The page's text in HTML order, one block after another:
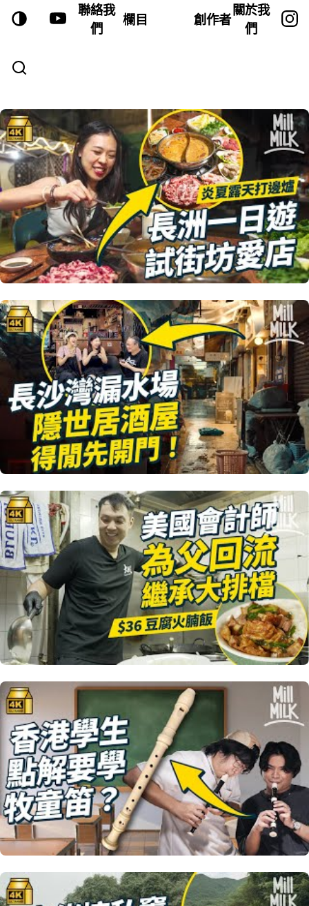
聯絡我
們
欄目 創作者
關於我
們
VIDEOS—PAGE 20